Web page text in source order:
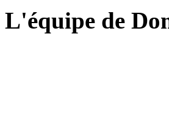
L'équipe de